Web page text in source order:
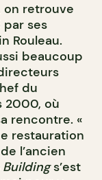
retrouve
par ses
Rouleau.
beaucoup
du
2000, où
rencontre. «
restauration
l’ancien
s’est